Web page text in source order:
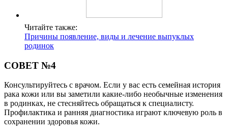
Читайте также:
Причины появление, виды и лечение выпуклых
родинок
СОВЕТ №4
Консультируйтесь с врачом. Если у вас есть семейная история
рака кожи или вы заметили какие-либо необычные изменения
в родинках, не стесняйтесь обращаться к специалисту.
Профилактика и ранняя диагностика играют ключевую роль в
сохранении здоровья кожи.